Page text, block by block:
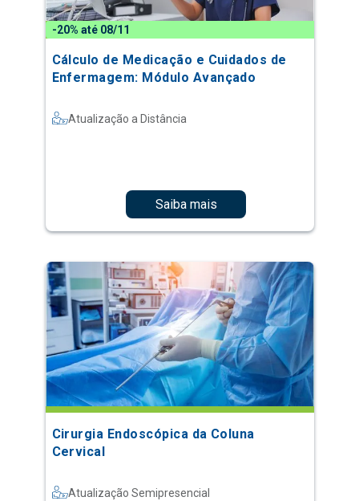
-20% até 08/11
Cálculo de Medicação e Cuidados de
Enfermagem: Módulo Avançado
Atualização a Distância
Saiba mais
Cirurgia Endoscópica da Coluna
Cervical
Atualização Semipresencial